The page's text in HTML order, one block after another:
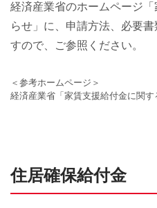
経済産業省のホームページ
らせ」に、申請方法、必要
すので、ご参照ください。
＜参考ホームページ＞
経済産業省「家賃支援給付金に関す
住居確保給付金